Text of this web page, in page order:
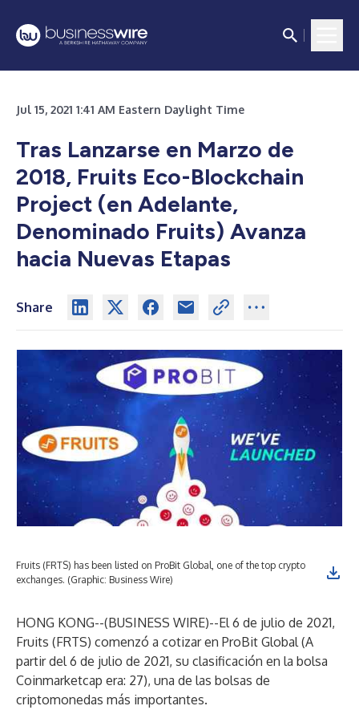
Jul 15, 2021 1:41 AM Eastern Daylight Time
Tras Lanzarse en Marzo de
2018, Fruits Eco-Blockchain
Project (en Adelante,
Denominado Fruits) Avanza
hacia Nuevas Etapas
Share
Fruits (FRTS) has been listed on ProBit Global, one of the top crypto
exchanges. (Graphic: Business Wire)
HONG KONG--(BUSINESS WIRE)--El 6 de julio de 2021,
Fruits (FRTS) comenzó a cotizar en ProBit Global (A
partir del 6 de julio de 2021, su clasificación en la bolsa
Coinmarketcap era: 27), una de las bolsas de
criptomonedas más importantes.